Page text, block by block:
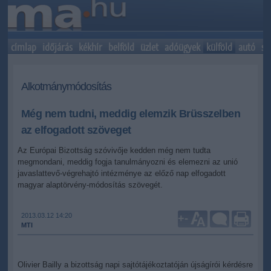
címlap időjárás kékhír belföld üzlet adóügyek külföld autó
Alkotmánymódosítás
Még nem tudni, meddig elemzik Brüsszelben
az elfogadott szöveget
Az Európai Bizottság szóvivője kedden még nem tudta
megmondani, meddig fogja tanulmányozni és elemezni az unió
javaslattevő-végrehajtó intézménye az előző nap elfogadott
magyar alaptörvény-módosítás szövegét.
2013.03.12 14:20
MTI
+-
Olivier Bailly a bizottság napi sajtótájékoztatóján újságírói kérdésre